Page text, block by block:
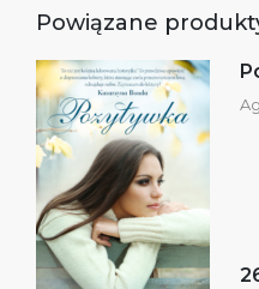
Powiązane